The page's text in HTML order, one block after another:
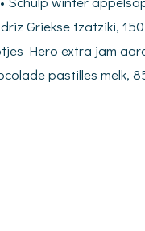
Griekse tzatziki, 150
Hero extra jam
pastilles melk,